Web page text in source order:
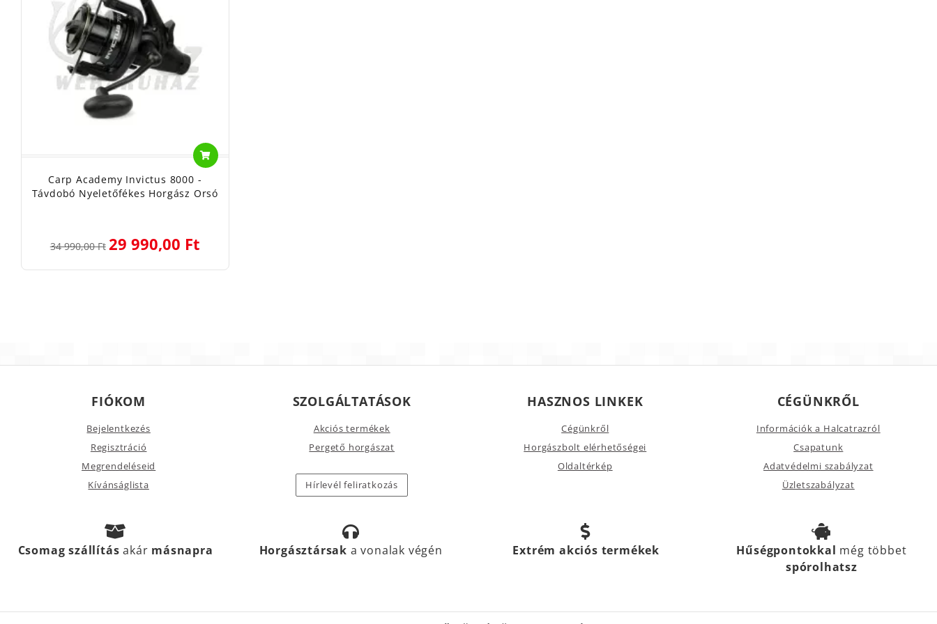
Carp Academy Invictus 8000 -
Távdobó Nyeletőfékes Horgász Orsó
34 990,00 Ft 29 990,00 Ft
FIÓKOM
Bejelentkezés
Regisztráció
Megrendeléseid
Kívánságlista
SZOLGÁLTATÁSOK
Akciós termékek
Pergető horgászat
Hírlevél feliratkozás
HASZNOS LINKEK
Cégünkről
Horgászbolt elérhetőségei
Oldaltérkép
CÉGÜNKRŐL
Információk a Halcatrazról
Csapatunk
Adatvédelmi szabályzat
Üzletszabályzat
Csomag szállításakár másnapra Horgásztársak a vonalak végén Extrém akciós termékek Hűségpontokkal még többet
spórolhatsz